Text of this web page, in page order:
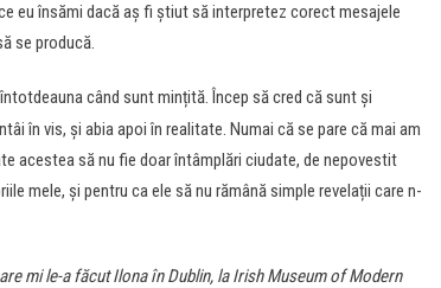
eu însămi dacă aș fi știut să interpretez corect mesajele
se producă.
când sunt mințită. Încep să cred că sunt și
în vis, și abia apoi în realitate. Numai că se pare că mai am
acestea să nu fie doar întâmplări ciudate, de nepovestit
mele, și pentru ca ele să nu rămână simple revelații care n-
mi le-a făcut Ilona în Dublin, laIrish Museum of Modern